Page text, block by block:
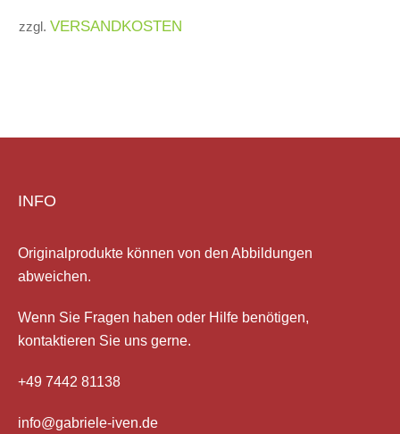
zzgl.VERSANDKOSTEN
INFO
Originalprodukte können von den Abbildungen
abweichen.
Wenn Sie Fragen habenoder Hilfe benötigen,
kontaktieren Sie uns gerne.
+49 7442 81138
info@gabriele-iven.de